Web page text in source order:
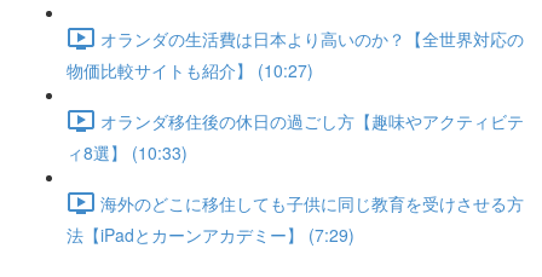
オランダの生活費は日本より高いのか？【全世界対応の
物価比較サイトも紹介】 (10:27)
オランダ移住後の休日の過ごし方【趣味やアクティビテ
ィ8選】 (10:33)
海外のどこに移住しても子供に同じ教育を受けさせる方
法【iPadとカーンアカデミー】 (7:29)